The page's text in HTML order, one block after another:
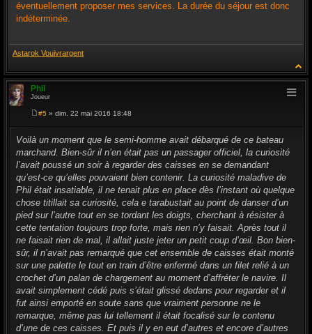
éventuellement proposer mes services. La durée du séjour est donc
indéterminée.
Astarok Vouivrargent
Phil
Joueur
s
a
g
e
#5 » dim. 22 mai 2016 18:48
Voilà un moment que le semi-homme avait débarqué de ce bateau
marchand. Bien-sûr il n’en était pas un passager officiel, la curiosité
l’avait poussé un soir à regarder des caisses en se demandant
qu’est-ce qu’elles pouvaient bien contenir. La curiosité maladive de
Phil était insatiable, il ne tenait plus en place dès l’instant où quelque
chose titillait sa curiosité, cela e tarabustait au point de danser d’un
pied sur l’autre tout en se tordant les doigts, cherchant à résister à
cette tentation toujours trop forte, mais rien n’y faisait. Après tout il
ne faisait rien de mal, il allait juste jeter un petit coup d’œil. Bon bien-
sûr, il n’avait pas remarqué que cet ensemble de caisses était monté
sur une palette le tout en train d’être enfermé dans un filet relié à un
crochet d’un palan de chargement au moment d’affréter le navire. Il
avait simplement cédé puis s’était glissé dedans pour regarder et il
fut ainsi emporté en soute sans que vraiment personne ne le
remarque, même pas lui tellement il était focalisé sur le contenu
d’une de ces caisses. Et puis il y en eut d’autres et encore d’autres